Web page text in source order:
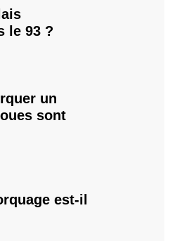
le 93 ?
un
sont
est-il